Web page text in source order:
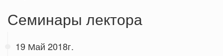
Семинары лектора
19 Май 2018г.